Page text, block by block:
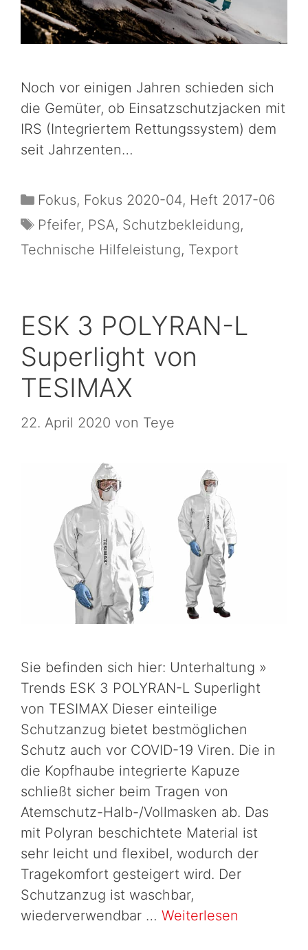
Noch vor einigen Jahren schieden sich
die Gemüter, ob Einsatzschutzjacken mit
IRS (Integriertem Rettungssystem) dem
seit Jahrzenten…
Fokus, Fokus 2020-04, Heft 2017-06
Pfeifer, PSA, Schutzbekleidung,
Technische Hilfeleistung, Texport
ESK 3 POLYRAN-L
Superlight von
TESIMAX
22. April 2020 von Teye
Sie befinden sich hier: Unterhaltung »
Trends ESK 3 POLYRAN-L Superlight
von TESIMAX Dieser einteilige
Schutzanzug bietet bestmöglichen
Schutz auch vor COVID-19 Viren. Die in
die Kopfhaube integrierte Kapuze
schließt sicher beim Tragen von
Atemschutz-Halb-/Vollmasken ab. Das
mit Polyran beschichtete Material ist
sehr leicht und flexibel, wodurch der
Tragekomfort gesteigert wird. Der
Schutzanzug ist waschbar,
wiederverwendbar … Weiterlesen